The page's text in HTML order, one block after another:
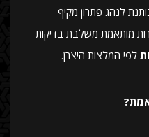
לנהג פתרון מקיף
מותאמת משלבת בדיקות
לפי המלצות היצרן.